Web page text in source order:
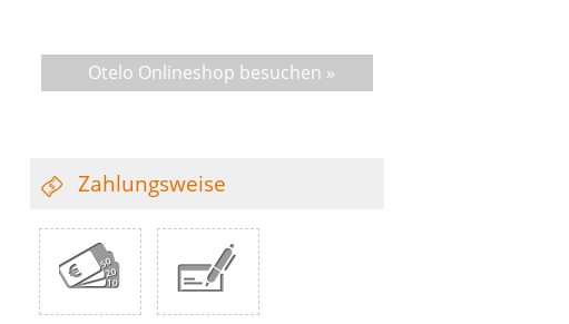
Otelo Onlineshop besuchen »
Zahlungsweise